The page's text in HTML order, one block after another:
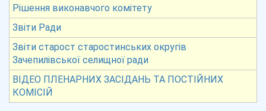
Рішення виконавчого комітету
Звіти Ради
Звіти старост старостинських округів
Зачепилівської селищної ради
ВІДЕО ПЛЕНАРНИХ ЗАСІДАНЬ ТА ПОСТІЙНИХ
КОМІСІЙ